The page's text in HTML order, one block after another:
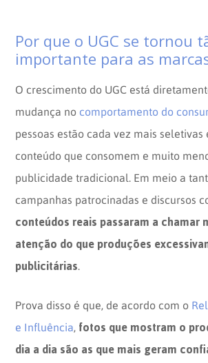
Por que o UGC se tornou
importante para as
O crescimento do UGC está
mudança no comportamento do
pessoas estão cada vez mais
conteúdo que consomem e muito
publicidade tradicional. Em meio a
campanhas patrocinadas e discursos
conteúdos reais passaram a chamar
atenção do que produções
publicitárias
Prova disso é que, de acordo com o
e Influência fotos que mostram o
dia a dia são as que mais geram